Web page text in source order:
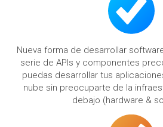
Nueva forma de desarrollar
serie de APIs y componentes
puedas desarrollar tus
nube sin preocuparte de la
debajo (hardware &